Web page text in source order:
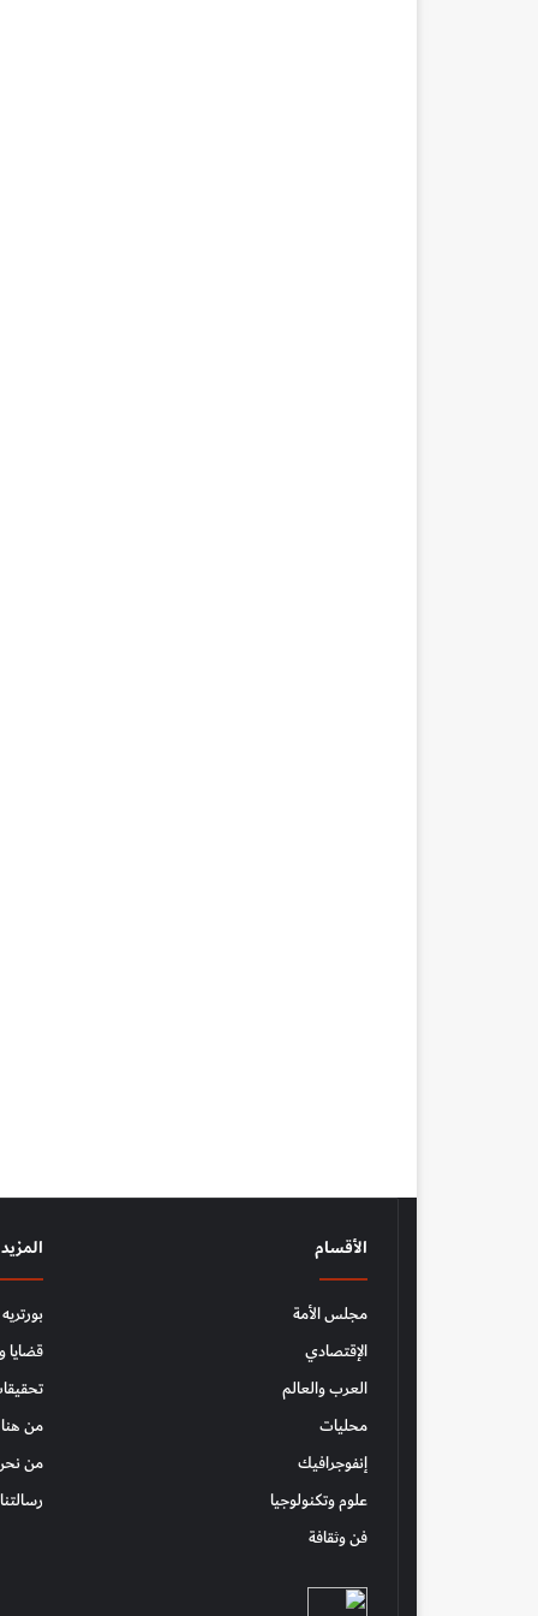
الأقسام
مجلس الأمة
الإقتصادي
العرب والعالم
محليات
إنفوجرافيك
علوم وتكنولوجيا
فن وثقافة
المزيد
بورتريه
قضايا
من
من
رسالتنا